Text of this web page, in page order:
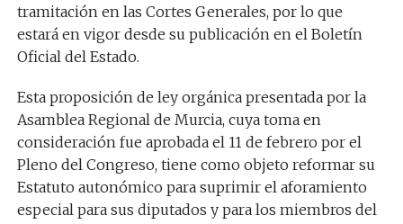
tramitación en las Cortes Generales, por lo que
estará en vigor desde su publicación en el Boletín
Oficial del Estado.
Esta proposición de ley orgánica presentada por la
Asamblea Regional de Murcia, cuya toma en
consideración fue aprobada el 11 de febrero por el
Pleno del Congreso, tiene como objeto reformar su
Estatuto autonómico para suprimir el aforamiento
especial para sus diputados y para los miembros del